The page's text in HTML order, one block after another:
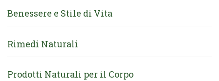
Benessere e Stile di Vita
Rimedi Naturali
Prodotti Naturali per il Corpo